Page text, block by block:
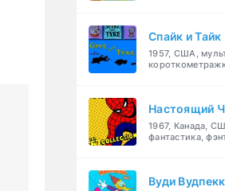
Спайк и Тайк
1957, США,
Настоящий
1967, Канада,
фантастика,
Вуди